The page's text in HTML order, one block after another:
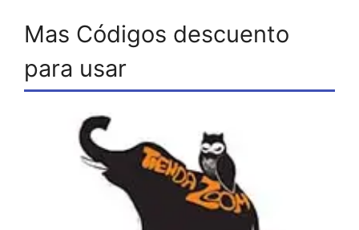
Mas Códigos descuento
para usar